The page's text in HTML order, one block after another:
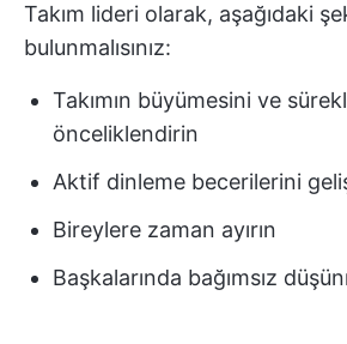
Takım lideri olarak, aşağıdaki
bulunmalısınız:
Takımın büyümesini ve
önceliklendirin
Aktif dinleme becerilerini
Bireylere zaman ayırın
Başkalarında bağımsız